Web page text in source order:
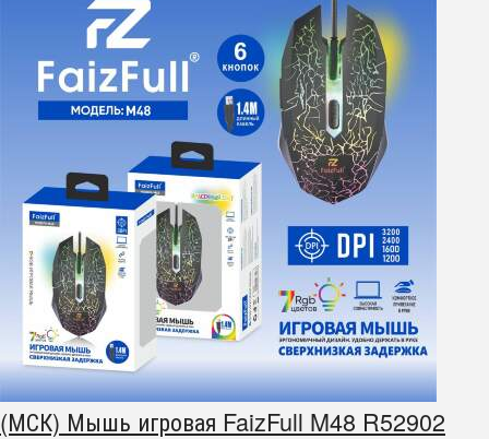
(МСК) Мышь игровая FaizFull M48 R52902